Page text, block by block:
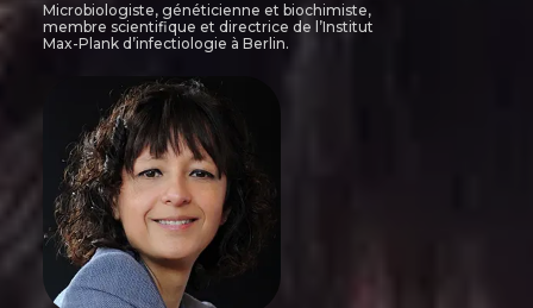
Microbiologiste, généticienne et biochimiste,
membre scientifique et directrice de l’Institut
Max-Plank d’infectiologie à Berlin.